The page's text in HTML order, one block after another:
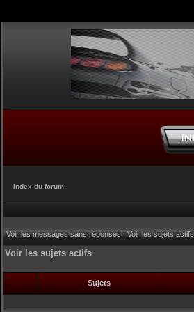
Index du forum
Voir les messages sans réponses|Voir les sujets actifs
Voir les sujets actifs
Sujets